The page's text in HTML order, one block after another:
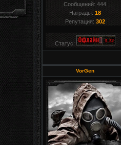
Сообщений:444
Награды: 18
Репутация: 302
Статус:
VorGen